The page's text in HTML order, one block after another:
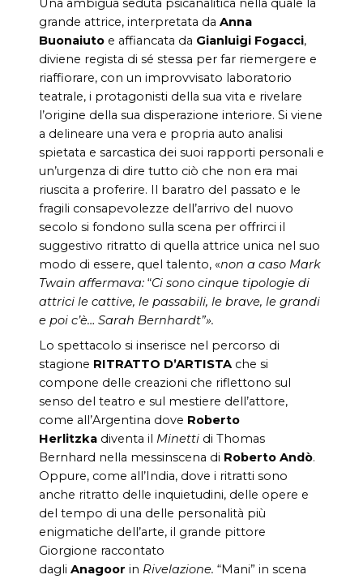
Una ambigua seduta psicanalitica nella quale la
grande attrice, interpretata da Anna
Buonaiuto e affiancata da Gianluigi Fogacci,
diviene regista di sé stessa per far riemergere e
riaffiorare, con un improvvisato laboratorio
teatrale, i protagonisti della sua vita e rivelare
l’origine della sua disperazione interiore. Si viene
a delineare una vera e propria auto analisi
spietata e sarcastica dei suoi rapporti personali e
un’urgenza di dire tutto ciò che non era mai
riuscita a proferire. Il baratro del passato e le
fragili consapevolezze dell’arrivo del nuovo
secolo si fondono sulla scena per offrirci il
suggestivo ritratto di quella attrice unica nel suo
modo di essere, quel talento, «non a caso Mark
Twain affermava: “Ci sono cinque tipologie di
attrici le cattive, le passabili, le brave, le grandi
e poi c’è… Sarah Bernhardt”».
Lo spettacolo si inserisce nel percorso di
stagione RITRATTO D’ARTISTA che si
compone delle creazioni che riflettono sul
senso del teatro e sul mestiere dell’attore,
come all’Argentina dove Roberto
Herlitzka diventa il Minetti di Thomas
Bernhard nella messinscena di Roberto Andò.
Oppure, come all’India, dove i ritratti sono
anche ritratto delle inquietudini, delle opere e
del tempo di una delle personalità più
enigmatiche dell’arte, il grande pittore
Giorgione raccontato
dagli Anagoor in Rivelazione. “Mani” in scena